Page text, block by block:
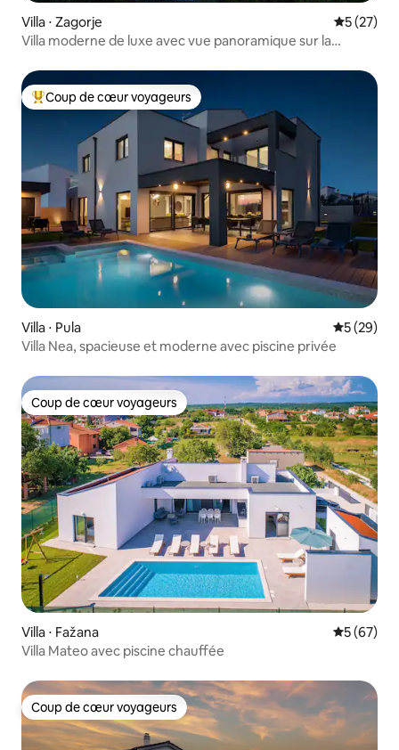
Villa ⋅ Zagorje
5 (27)
Villa moderne de luxe avec vue panoramique sur la
Coups de cœur voyageurs les plus appréciés
Coup de cœur voyageurs
Villa ⋅ Pula
5 (29)
Villa Nea, spacieuse et moderne avec piscine privée
Coup de cœur voyageurs
Coup de cœur voyageurs
Villa ⋅ Fažana
5 (67)
Villa Mateo avec piscine chauffée
Coup de cœur voyageurs
Coup de cœur voyageurs